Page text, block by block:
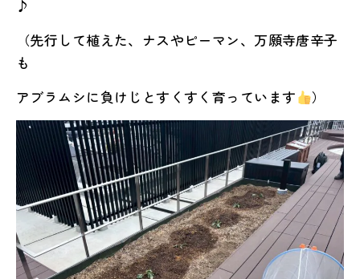
♪
（先行して植えた、ナスやピーマン、万願寺唐辛子
も
アブラムシに負けじとすくすく育っています
）